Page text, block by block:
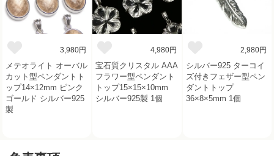
3,980円
メテオライト オーバル
カット型ペンダントト
ップ14×12mm ピンク
ゴールド シルバー925
製
4,980円
宝石質クリスタル AAA
フラワー型ペンダント
トップ15×15×10mm
シルバー925製 1個
2,980円
シルバー925 ターコイ
ズ付きフェザー型ペン
ダントトップ
36×8×5mm 1個